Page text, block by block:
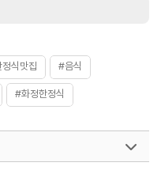
식맛집 #음식
#화정한정식